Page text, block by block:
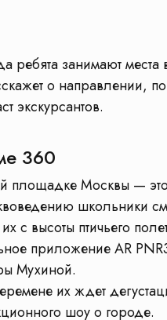
ребята занимают
о направлении,
экскурсантов.
360
площадке Москвы — это
школьники
с высоты птичьего
приложение AR
Мухиной.
их ждет
шоу о городе.